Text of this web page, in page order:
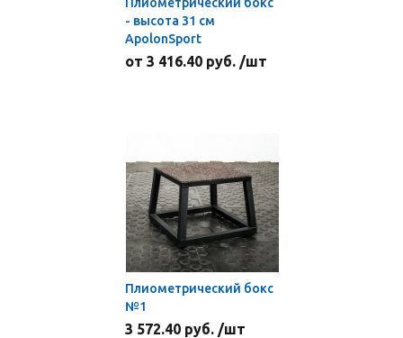
- высота 31 см
ApolonSport
от 3 416.40 руб. /шт
Плиометрический бокс
№1
3 572.40 руб. /шт